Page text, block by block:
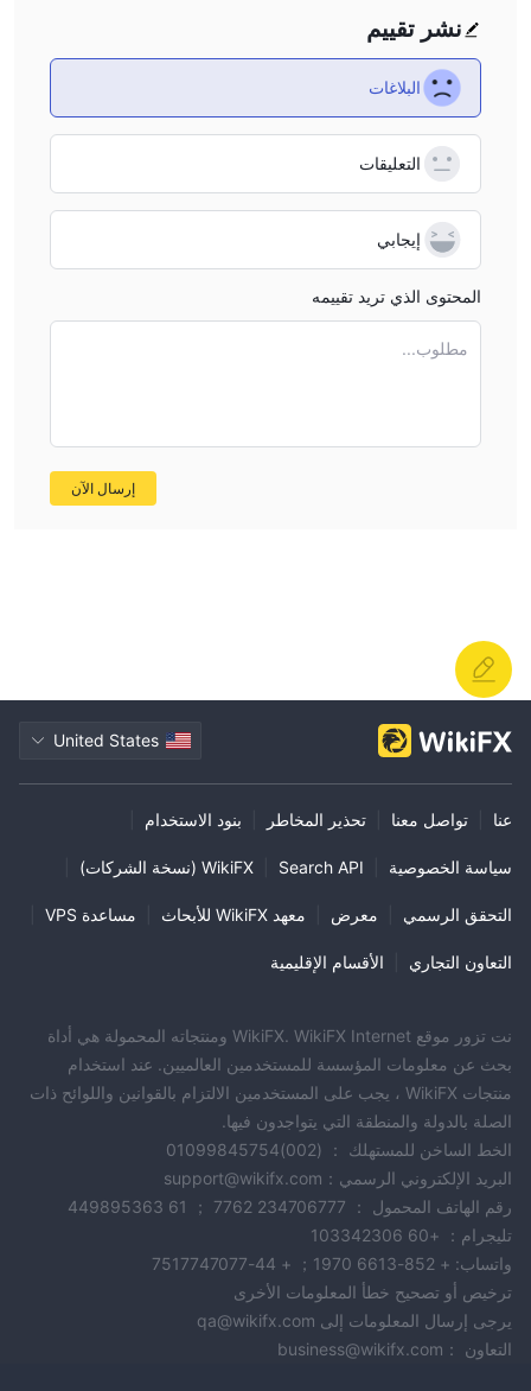
نشر تقييم
البلاغات
التعليقات
إيجابي
المحتوى الذي تريد تقييمه
مطلوب...
إرسال الآن
United States
عنا تواصل معنا تحذير المخاطر بنود الاستخدام
سياسة الخصوصية Search API WikiFX (نسخة الشركات)
التحقق الرسمي معرض معهد WikiFX للأبحاث مساعدة VPS
التعاون التجاري الأقسام الإقليمية
نت تزور موقع WikiFX. WikiFX Internet ومنتجاته المحمولة هي أداة
بحث عن معلومات المؤسسة للمستخدمين العالميين. عند استخدام
منتجات WikiFX ، يجب على المستخدمين الالتزام بالقوانين واللوائح ذات
الصلة بالدولة والمنطقة التي يتواجدون فيها.
الخط الساخن للمستهلك ： (002)01099845754
البريد الإلكتروني الرسمي：support@wikifx.com
رقم الهاتف المحمول ： 234706777 7762 ； 61 449895363
تليجرام： +60 103342306
واتساب: + 852-6613 1970； + 44-7517747077
ترخيص أو تصحيح خطأ المعلومات الأخرى
يرجى إرسال المعلومات إلى qa@wikifx.com
التعاون ：business@wikifx.com